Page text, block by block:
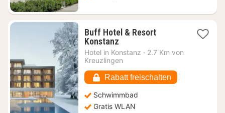
Buff Hotel & Resort
Konstanz1
Nacht
ab
€
Hotel in Konstanz · 2.7 Km von
Kreuzlingen
Rabatt freischalten
Schwimmbad
Gratis WLAN